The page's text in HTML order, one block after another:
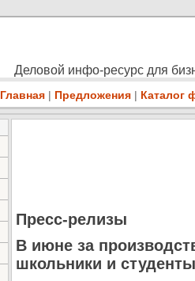
Деловой инфо-ресурс для
Главная | Предложения | Каталог
Пресс-релизы
В июне за
школьники и студенты